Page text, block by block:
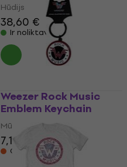
Hūdijs
38,60 €
Ir noliktavā
Weezer Rock Music
Emblem Keychain
Mūzikas kulons
7,19 €
Ceļā